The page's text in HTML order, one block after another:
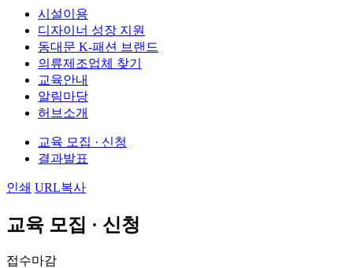
시설이용
디자이너 성장 지원
동대문 K-패션 브랜드
의류제조업체 찾기
교육안내
알림마당
허브소개
교육 모집 · 신청
결과발표
인쇄 URL복사
교육 모집 · 신청
접수마감